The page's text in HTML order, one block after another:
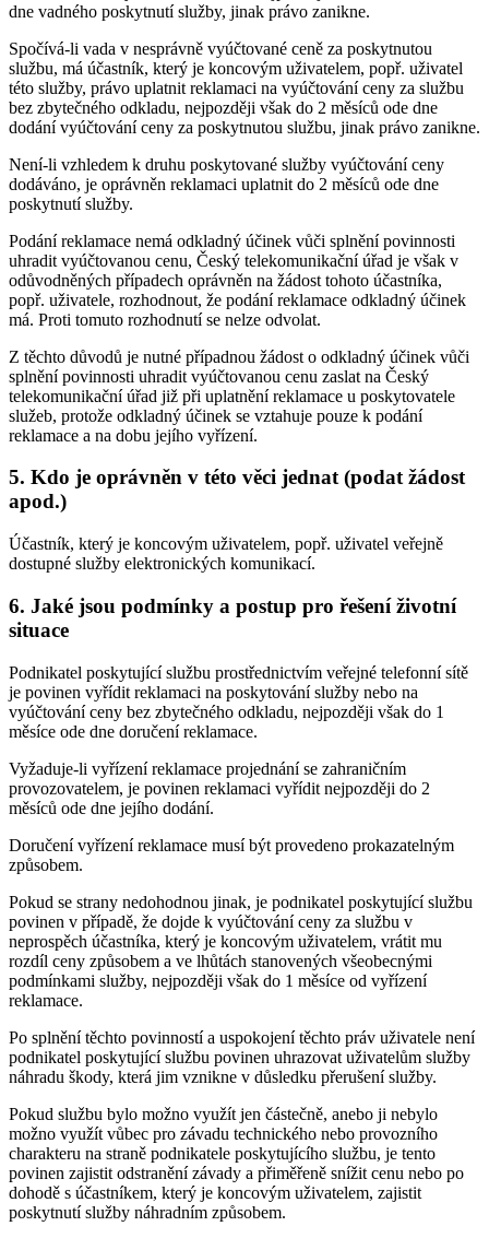
dne vadného poskytnutí služby, jinak právo zanikne.
Spočívá-li vada v nesprávně vyúčtované ceně za poskytnutou
službu, má účastník, který je koncovým uživatelem, popř. uživatel
této služby, právo uplatnit reklamaci na vyúčtování ceny za službu
bez zbytečného odkladu, nejpozději však do 2 měsíců ode dne
dodání vyúčtování ceny za poskytnutou službu, jinak právo zanikne.
Není-li vzhledem k druhu poskytované služby vyúčtování ceny
dodáváno, je oprávněn reklamaci uplatnit do 2 měsíců ode dne
poskytnutí služby.
Podání reklamace nemá odkladný účinek vůči splnění povinnosti
uhradit vyúčtovanou cenu, Český telekomunikační úřad je však v
odůvodněných případech oprávněn na žádost tohoto účastníka,
popř. uživatele, rozhodnout, že podání reklamace odkladný účinek
má. Proti tomuto rozhodnutí se nelze odvolat.
Z těchto důvodů je nutné případnou žádost o odkladný účinek vůči
splnění povinnosti uhradit vyúčtovanou cenu zaslat na Český
telekomunikační úřad již při uplatnění reklamace u poskytovatele
služeb, protože odkladný účinek se vztahuje pouze k podání
reklamace a na dobu jejího vyřízení.
5. Kdo je oprávněn v této věci jednat (podat žádost
apod.)
Účastník, který je koncovým uživatelem, popř. uživatel veřejně
dostupné služby elektronických komunikací.
6. Jaké jsou podmínky a postup pro řešení životní
situace
Podnikatel poskytující službu prostřednictvím veřejné telefonní sítě
je povinen vyřídit reklamaci na poskytování služby nebo na
vyúčtování ceny bez zbytečného odkladu, nejpozději však do 1
měsíce ode dne doručení reklamace.
Vyžaduje-li vyřízení reklamace projednání se zahraničním
provozovatelem, je povinen reklamaci vyřídit nejpozději do 2
měsíců ode dne jejího dodání.
Doručení vyřízení reklamace musí být provedeno prokazatelným
způsobem.
Pokud se strany nedohodnou jinak, je podnikatel poskytující službu
povinen v případě, že dojde k vyúčtování ceny za službu v
neprospěch účastníka, který je koncovým uživatelem, vrátit mu
rozdíl ceny způsobem a ve lhůtách stanovených všeobecnými
podmínkami služby, nejpozději však do 1 měsíce od vyřízení
reklamace.
Po splnění těchto povinností a uspokojení těchto práv uživatele není
podnikatel poskytující službu povinen uhrazovat uživatelům služby
náhradu škody, která jim vznikne v důsledku přerušení služby.
Pokud službu bylo možno využít jen částečně, anebo ji nebylo
možno využít vůbec pro závadu technického nebo provozního
charakteru na straně podnikatele poskytujícího službu, je tento
povinen zajistit odstranění závady a přiměřeně snížit cenu nebo po
dohodě s účastníkem, který je koncovým uživatelem, zajistit
poskytnutí služby náhradním způsobem.